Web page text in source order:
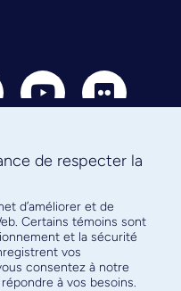
infolettre
facultaire
de respecter la
d’améliorer et de
Certains témoins sont
et la sécurité
vos
consentez à notre
à vos besoins.